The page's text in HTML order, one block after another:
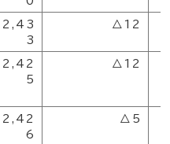
2,43
3
△12
2,42
5
△12
2,42
6
△5